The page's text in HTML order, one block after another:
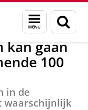
Menu
en
zoeken
Computer Science
kan gaan
100
in de
waarschijnlijk